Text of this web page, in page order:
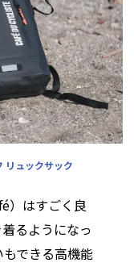
ュックサック
）はすごく良
るようになっ
できる高機能